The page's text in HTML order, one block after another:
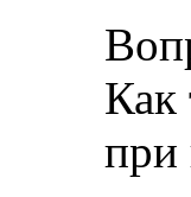
Как
при